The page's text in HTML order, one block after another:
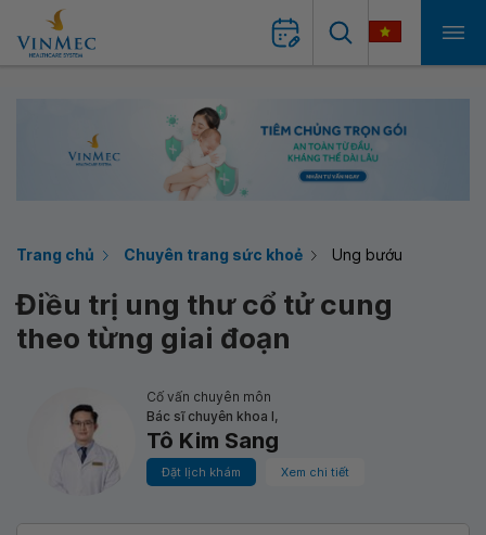
Trang chủ Chuyên trang sức khoẻ Ung bướu
Điều trị ung thư cổ tử cung
theo từng giai đoạn
Cố vấn chuyên môn
Bác sĩ chuyên khoa I,
Tô Kim Sang
Đặt lịch khám Xem chi tiết